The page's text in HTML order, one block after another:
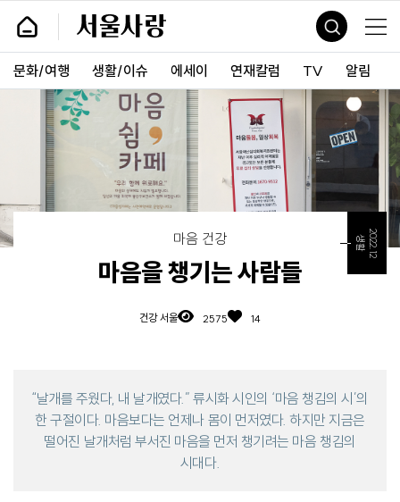
기
건
서
사
랑
문화/여행 생활/이슈 에세이 연재칼럼 TV 알림
2022.12
생활
마음 건강
마음을 챙기는 사람들
건강 서울 2575 14
“날개를 주웠다, 내 날개였다.” 류시화 시인의 ‘마음 챙김의 시’의
한 구절이다. 마음보다는 언제나 몸이 먼저였다. 하지만 지금은
떨어진 날개처럼 부서진 마음을 먼저 챙기려는 마음 챙김의
시대다.